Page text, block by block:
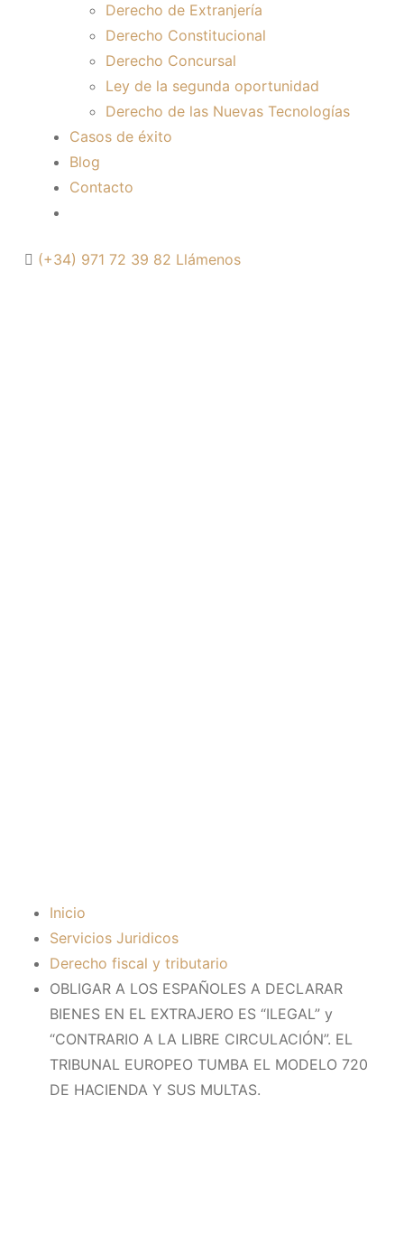
Derecho de Extranjería
Derecho Constitucional
Derecho Concursal
Ley de la segunda oportunidad
Derecho de las Nuevas Tecnologías
Casos de éxito
Blog
Contacto
(+34) 971 72 39 82 Llámenos
Inicio
Servicios Juridicos
Derecho fiscal y tributario
OBLIGAR A LOS ESPAÑOLES A DECLARAR
BIENES EN EL EXTRAJERO ES “ILEGAL” y
“CONTRARIO A LA LIBRE CIRCULACIÓN”. EL
TRIBUNAL EUROPEO TUMBA EL MODELO 720
DE HACIENDA Y SUS MULTAS.